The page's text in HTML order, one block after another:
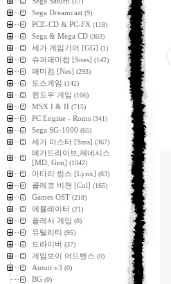
Sega Dreamcast (9)
PCE-CD & PC-FX (118)
Sega & Mega CD (303)
세가 게임기어 [GG] (1)
슈퍼패미컴 [Snes] (142)
패미컴 [Nes] (293)
도스게임 (142)
윈도우 게임 (106)
MSX I & II (715)
PC Engine - Roms (341)
Sega SG-1000 (65)
세가 마스터 [Sms] (367)
메가드라이브,제네시스
[MD, Gen] (1042)
아타리 링스 [Lynx] (83)
콜레코 비젼 [Col] (165)
Games OST (218)
에뮬레이터 (21)
플레시 게임 (8)
유틸리티 (95)
드라이버 (37)
게임보이 어드벤스 (0)
Autoit v3 (0)
BG (0)